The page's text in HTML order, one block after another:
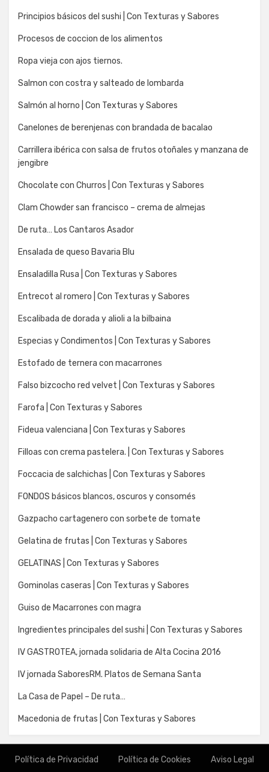
Principios básicos del sushi | Con Texturas y Sabores
Procesos de coccion de los alimentos
Ropa vieja con ajos tiernos.
Salmon con costra y salteado de lombarda
Salmón al horno | Con Texturas y Sabores
Canelones de berenjenas con brandada de bacalao
Carrillera ibérica con salsa de frutos otoñales y manzana de
jengibre
Chocolate con Churros | Con Texturas y Sabores
Clam Chowder san francisco – crema de almejas
De ruta… Los Cantaros Asador
Ensalada de queso Bavaria Blu
Ensaladilla Rusa | Con Texturas y Sabores
Entrecot al romero | Con Texturas y Sabores
Escalibada de dorada y alioli a la bilbaina
Especias y Condimentos | Con Texturas y Sabores
Estofado de ternera con macarrones
Falso bizcocho red velvet | Con Texturas y Sabores
Farofa | Con Texturas y Sabores
Fideua valenciana | Con Texturas y Sabores
Filloas con crema pastelera. | Con Texturas y Sabores
Foccacia de salchichas | Con Texturas y Sabores
FONDOS básicos blancos, oscuros y consomés
Gazpacho cartagenero con sorbete de tomate
Gelatina de frutas | Con Texturas y Sabores
GELATINAS | Con Texturas y Sabores
Gominolas caseras | Con Texturas y Sabores
Guiso de Macarrones con magra
Ingredientes principales del sushi | Con Texturas y Sabores
IV GASTROTEA, jornada solidaria de Alta Cocina 2016
IV jornada SaboresRM. Platos de Semana Santa
La Casa de Papel – De ruta…
Macedonia de frutas | Con Texturas y Sabores
Política de Privacidad Política de Cookies Aviso Legal